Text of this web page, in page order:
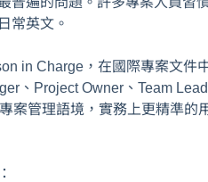
常英文。
in Charge，在國際專案文件
、Project Owner、Team
案管理語境，實務上更精準